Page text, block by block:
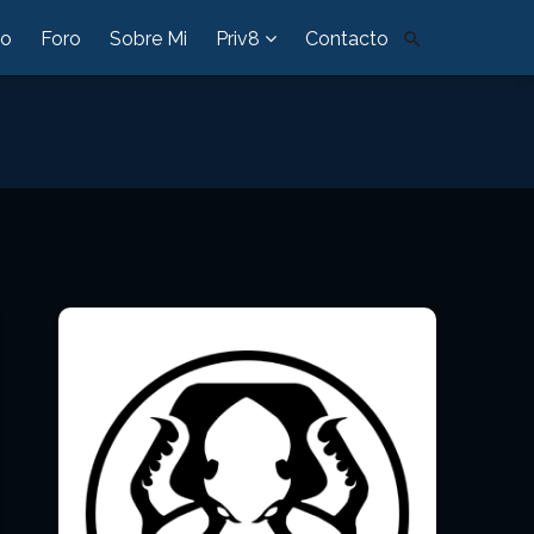

Foro Sobre Mi Priv8 Contacto